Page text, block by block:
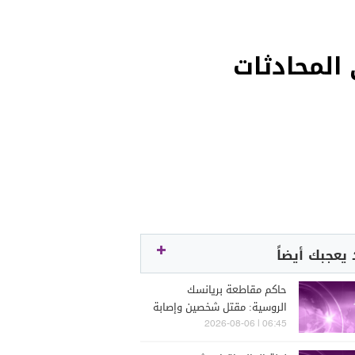
يعجبك أيضاً
حاكم مقاطعة بريانسك
الروسية: مقتل شخصين وإصابة
خمسة آخرين في هجمات
06:45 | 2026-08-06